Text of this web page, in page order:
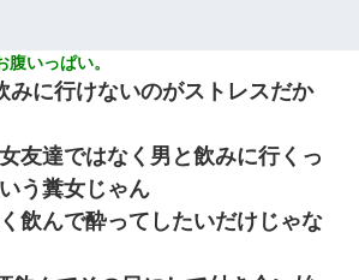
いっぱい。
みに行けないのがストレスだか
友達ではなく男と飲みに行くっ
う糞女じゃん
飲んで酔ってしたいだけじゃな